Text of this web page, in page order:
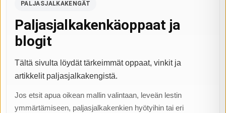
PALJASJALKAKENGÄT
Paljasjalkakenkäoppaat ja
blogit
Tältä sivulta löydät tärkeimmät oppaat, vinkit ja
artikkelit paljasjalkakengistä.
Jos etsit apua oikean mallin valintaan, leveän lestin
ymmärtämiseen, paljasjalkakenkien hyötyihin tai eri